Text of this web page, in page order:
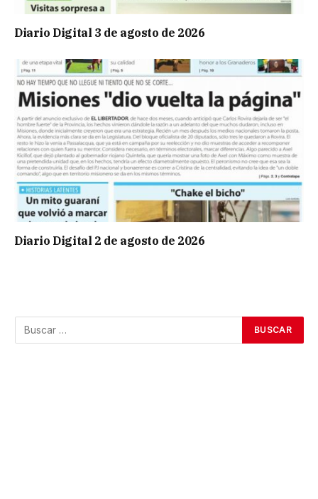
Diario Digital 3 de agosto de 2026
Diario Digital 2 de agosto de 2026